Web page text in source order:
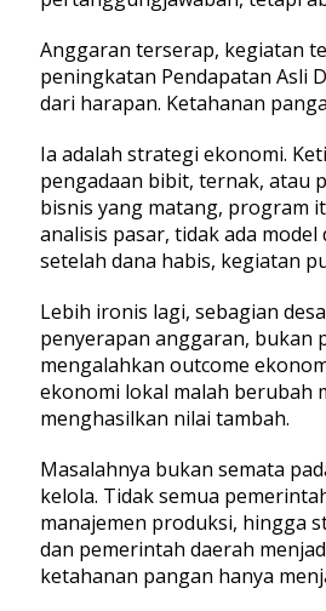
K
e
s
e
a
h
t
e
r
a
n
T
a
k
K
u
j
u
n
g
N
a
Anggaran terserap, kegiatan
peningkatan Pendapatan Asli
dari harapan. Ketahanan
Ia adalah strategi ekonomi.
pengadaan bibit, ternak, atau
bisnis yang matang, program
analisis pasar, tidak ada
setelah dana habis, kegiatan
Lebih ironis lagi, sebagian
penyerapan anggaran, bukan
mengalahkan outcome
ekonomi lokal malah berubah
menghasilkan nilai tambah.
Masalahnya bukan semata
kelola. Tidak semua
manajemen produksi, hingga
dan pemerintah daerah
ketahanan pangan hanya